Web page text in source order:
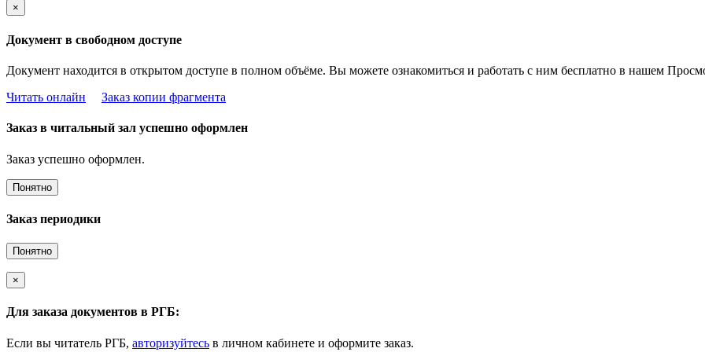
×
Документ в свободном доступе
Документ находится в открытом доступе в полном объёме. Вы можете ознакомиться и работать с ним бесплатно в нашем
Читать онлайн
Заказ копии фрагмента
Заказ в читальный зал успешно оформлен
Заказ успешно оформлен.
Понятно
Заказ периодики
Понятно
×
Для заказа документов в РГБ:
Если вы читатель РГБ, авторизуйтесь в личном кабинете и оформите заказ.